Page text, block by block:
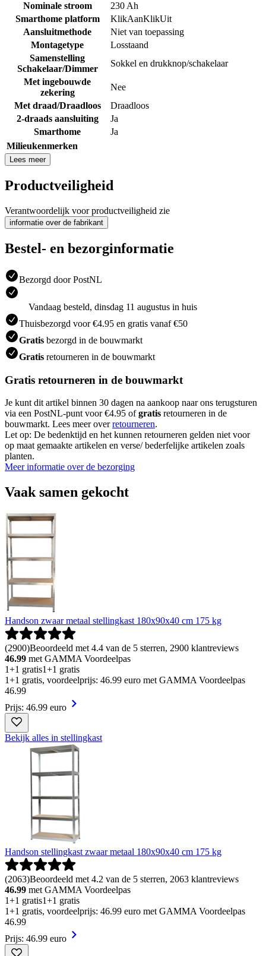
Nominale stroom
230 Ah
Smarthome platform
KlikAanKlikUit
Aansluitmethode
Niet van toepassing
Montagetype
Losstaand
Samenstelling
Schakelaar/Dimmer
Sokkel en drukknop/schakelaar
Met ingebouwde
zekering
Nee
Met draad/Draadloos
Draadloos
2-draads aansluiting
Ja
Smarthome
Ja
Milieukenmerken
Lees meer
Productveiligheid
Verantwoordelijk voor productveiligheid zie
informatie over de fabrikant
Bestel- en bezorginformatie
Bezorgd door PostNL
Vandaag besteld, dinsdag 11 augustus in huis
Thuisbezorgd voor €4.95 en gratis vanaf €50
Gratis bezorgd in de bouwmarkt
Gratis retourneren in de bouwmarkt
Gratis retourneren in de bouwmarkt
Je kunt dit artikel binnen 30 dagen na aankoop naar ons terugsturen
via een PostNL-punt voor €4.95 ofgratis retourneren in de
bouwmarkt. Lees meer overretourneren.
Let op: De bedenktijd en het kunnen retourneren gelden niet voor
op maat gemaakte artikelen en verse/ bederfelijke artikelen zoals
planten.
Meer informatie over de bezorging
Vaak samen gekocht
Handson zwaar metaal stellingkast 180x90x40 cm 175 kg
(2900)Beoordeeld met 4.4 van de 5 sterren, 2900 klantreviews
46.99 met GAMMA Voordeelpas
1+1 gratis1+1 gratis
1+1 gratis, voordeelprijs: 46.99 euro met GAMMA Voordeelpas
46.99
Prijs: 46.99 euro
Bekijk alles in stellingkast
Handson stellingkast zwaar metaal 180x90x40 cm 175 kg
(2063)Beoordeeld met 4.2 van de 5 sterren, 2063 klantreviews
46.99 met GAMMA Voordeelpas
1+1 gratis1+1 gratis
1+1 gratis, voordeelprijs: 46.99 euro met GAMMA Voordeelpas
46.99
Prijs: 46.99 euro